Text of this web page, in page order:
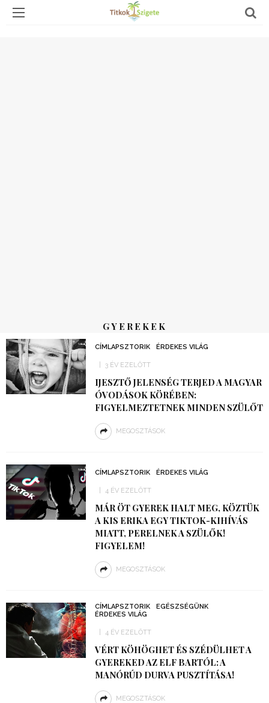
GYEREKEK
CÍMLAPSZTORIK ÉRDEKES VILÁG
3 ÉV EZELŐTT
IJESZTŐ JELENSÉG TERJED A MAGYAR
ÓVODÁSOK KÖRÉBEN:
FIGYELMEZTETNEK MINDEN SZÜLŐT
MEGOSZTÁSOK
CÍMLAPSZTORIK ÉRDEKES VILÁG
4 ÉV EZELŐTT
MÁR ÖT GYEREK HALT MEG, KÖZTÜK
A KIS ERIKA EGY TIKTOK-KIHÍVÁS
MIATT, PERELNEK A SZÜLŐK!
FIGYELEM!
MEGOSZTÁSOK
CÍMLAPSZTORIK
EGÉSZSÉGÜNK
ÉRDEKES VILÁG
4 ÉV EZELŐTT
VÉRT KÖHÖGHET ÉS SZÉDÜLHET A
GYEREKED AZ ELF BARTÓL: A
MANÓRÚD DURVA PUSZTÍTÁSA!
MEGOSZTÁSOK